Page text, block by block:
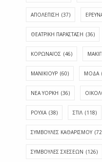
ΑΠΟΛΈΠΙΣΗ (37)
ΘΕΑΤΡΙΚΗ ΠΑΡΑΣΤΑΣΗ (36)
ΚΟΡΩΝΑΪΟΣ (46)
ΜΑΝΙΚΙΟΥΡ (60) ΜΟΔΑ
ΝΕΑ ΥΟΡΚΗ (36)
ΡΟΥΧΑ (38) ΣΤΙΛ (118)
ΣΥΜΒΟΥΛΕΣ ΚΑΘΑΡΙΣΜΟΥ
ΣΥΜΒΟΥΛΕΣ ΣΧΕΣΕΩΝ (126)